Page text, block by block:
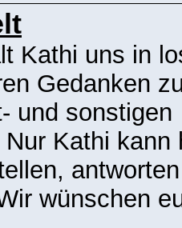
Kathi uns in
Gedanken
und sonstigen
Kathi kann
antworten
wünschen